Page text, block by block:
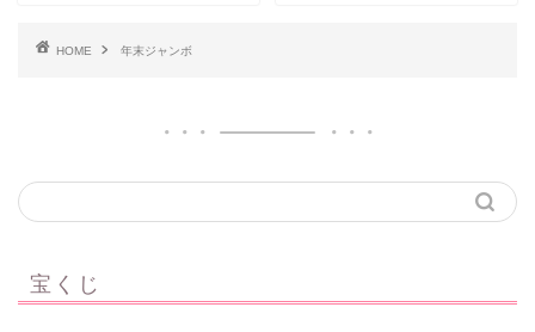
HOME 年末ジャンボ
宝くじ